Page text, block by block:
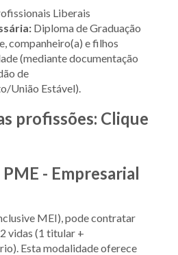
Liberais
Diploma de Graduação
companheiro(a) e filhos
(mediante documentação
de
União Estável).
profissões: Clique
- Empresarial
MEI), pode contratar
vidas (1 titular +
Esta modalidade oferece